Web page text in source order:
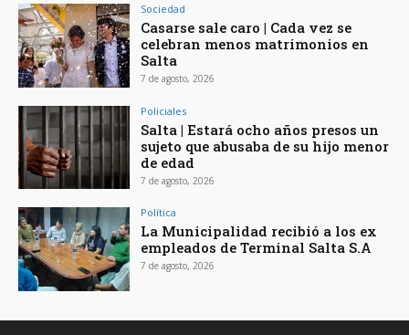
Sociedad
Casarse sale caro | Cada vez se
celebran menos matrimonios en
Salta
7 de agosto, 2026
Policiales
Salta | Estará ocho años presos un
sujeto que abusaba de su hijo menor
de edad
7 de agosto, 2026
Política
La Municipalidad recibió a los ex
empleados de Terminal Salta S.A
7 de agosto, 2026